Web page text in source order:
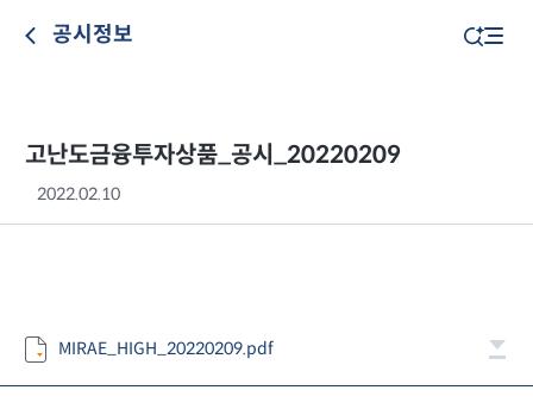
공시정보
고난도금융투자상품_공시_20220209
2022.02.10
MIRAE_HIGH_20220209.pdf